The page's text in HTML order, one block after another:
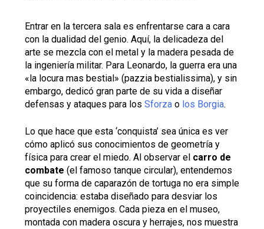
Entrar en la tercera sala es enfrentarse cara a cara
con la dualidad del genio. Aquí, la delicadeza del
arte se mezcla con el metal y la madera pesada de
la ingeniería militar. Para Leonardo, la guerra era una
«la locura mas bestial» (pazzia bestialissima), y sin
embargo, dedicó gran parte de su vida a diseñar
defensas y ataques para los Sforza o los Borgia.
Lo que hace que esta ‘conquista’ sea única es ver
cómo aplicó sus conocimientos de geometría y
física para crear el miedo. Al observar el carro de
combate (el famoso tanque circular), entendemos
que su forma de caparazón de tortuga no era simple
coincidencia: estaba diseñado para desviar los
proyectiles enemigos. Cada pieza en el museo,
montada con madera oscura y herrajes, nos muestra